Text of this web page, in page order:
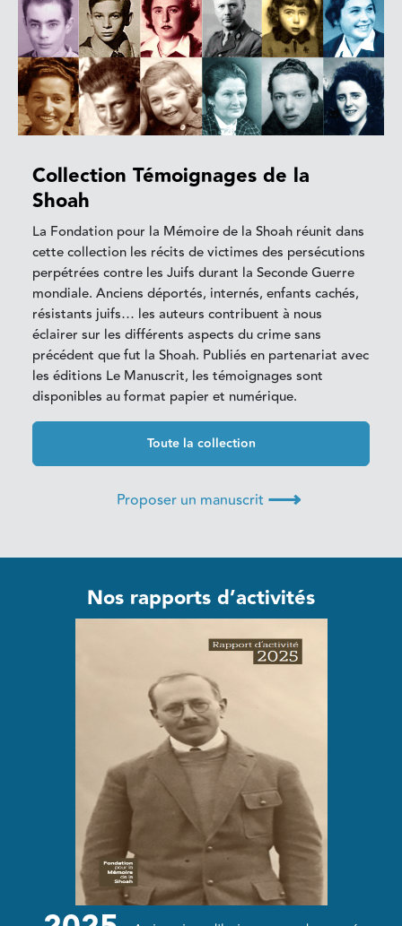
Collection Témoignages de la
Shoah
La Fondation pour la Mémoire de la Shoah réunit dans
cette collection les récits de victimes des persécutions
perpétrées contre les Juifs durant la Seconde Guerre
mondiale. Anciens déportés, internés, enfants cachés,
résistants juifs… les auteurs contribuent à nous
éclairer sur les différents aspects du crime sans
précédent que fut la Shoah. Publiés en partenariat avec
les éditions Le Manuscrit, les témoignages sont
disponibles au format papier et numérique.
Toute la collection
Proposer un manuscrit ⟶
Nos rapports d’activités